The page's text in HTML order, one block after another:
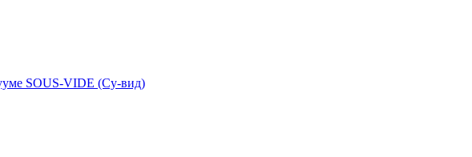
SOUS-VIDE (Су-вид)